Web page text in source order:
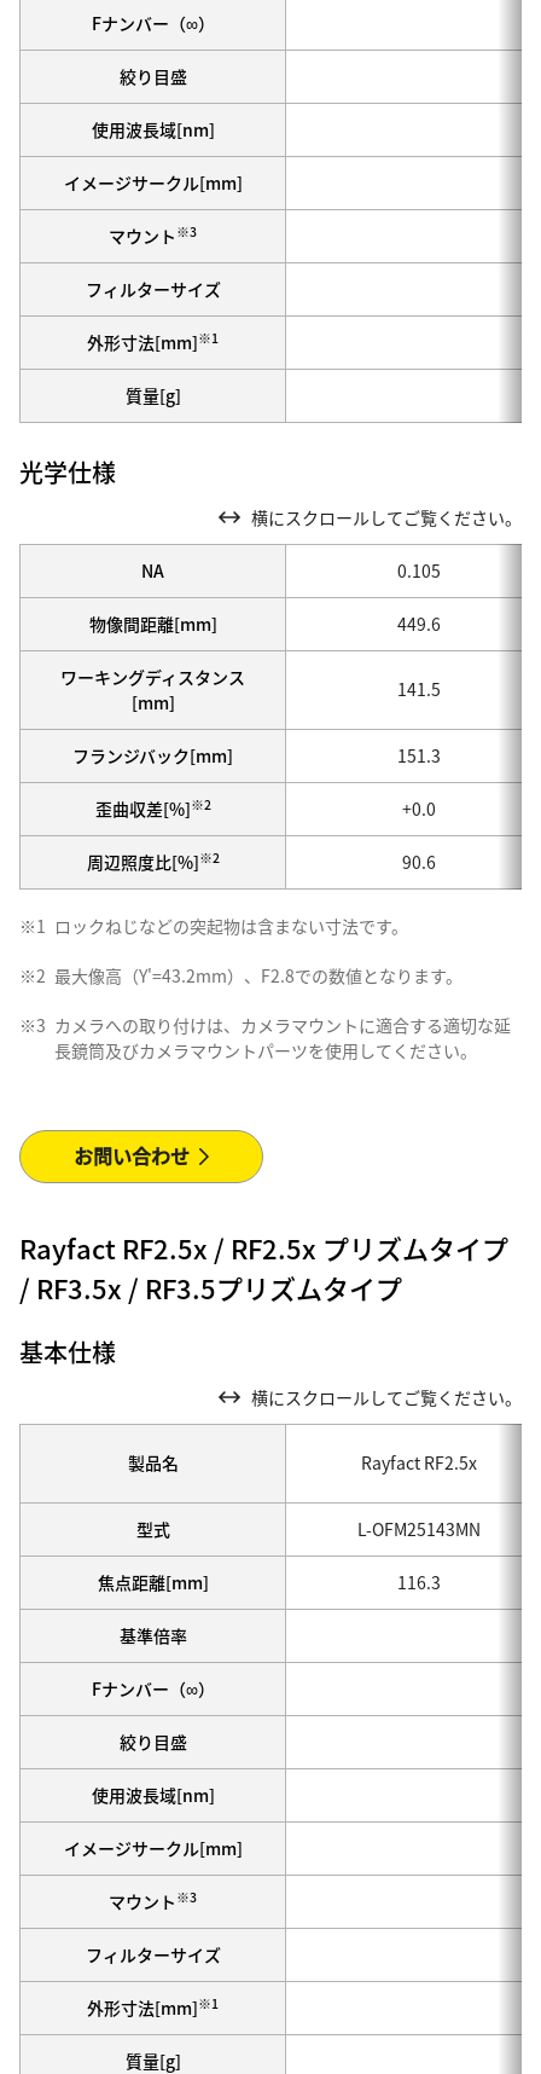
Fナンバー（∞）
絞り目盛
使用波長域[nm]
イメージサークル[mm]
マウント ※3
フィルターサイズ
外形寸法[mm]※1
質量[g]
光学仕様
横にスクロールしてご覧ください。
NA 0.105
物像間距離[mm] 449.6
ワーキングディスタンス
[mm]
141.5
フランジバック[mm] 151.3
歪曲収差[%]※2 +0.0
周辺照度比[%]※2 90.6
※1 ロックねじなどの突起物は含まない寸法です。
※2 最大像高（Y'=43.2mm）、F2.8での数値となります。
※3 カメラへの取り付けは、カメラマウントに適合する適切な延
長鏡筒及びカメラマウントパーツを使用してください。
お問い合わせ
Rayfact RF2.5x / RF2.5x プリズムタイプ
/ RF3.5x / RF3.5プリズムタイプ
基本仕様
横にスクロールしてご覧ください。
製品名 Rayfact RF2.5x
型式 L-OFM25143MN
焦点距離[mm] 116.3
基準倍率
Fナンバー（∞）
絞り目盛
使用波長域[nm]
イメージサークル[mm]
マウント ※3
フィルターサイズ
外形寸法[mm]※1
質量[g]